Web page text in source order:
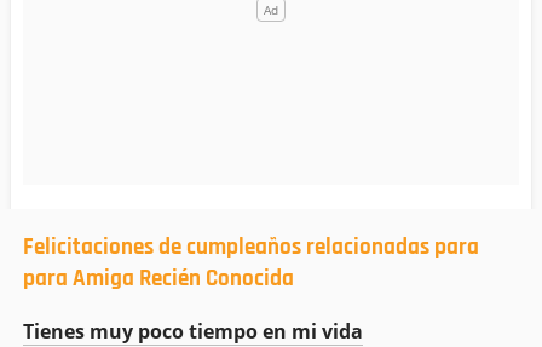
Felicitaciones de cumpleaños relacionadas para
para Amiga Recién Conocida
Tienes muy poco tiempo en mi vida